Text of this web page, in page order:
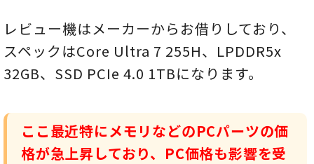
レビュー機はメーカーからお借りしており、
スペックはCore Ultra 7 255H、LPDDR5x
32GB、SSD PCIe 4.0 1TBになります。
ここ最近特にメモリなどのPCパーツの価
格が急上昇しており、PC価格も影響を受